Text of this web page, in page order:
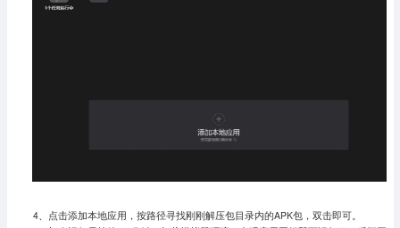
4、点击添加本地应用，按路径寻找刚刚解压包目录内的APK包，双击即可。